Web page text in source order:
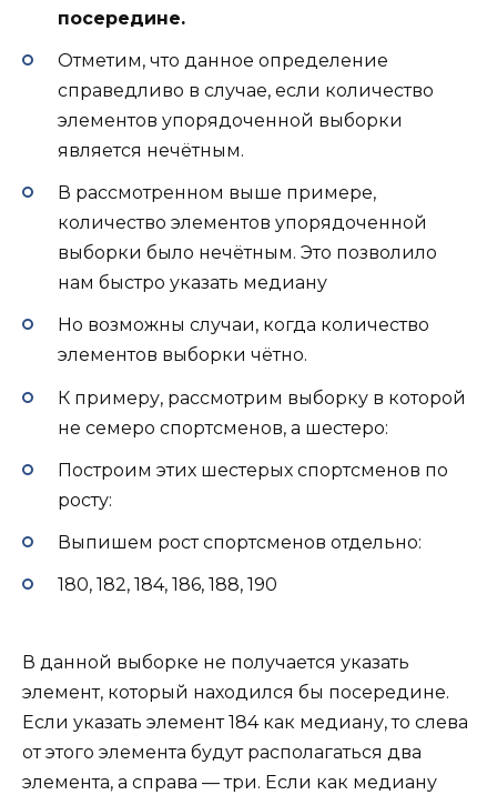
посередине.
Отметим, что данное определение
справедливо в случае, если количество
элементов упорядоченной выборки
является нечётным.
В рассмотренном выше примере,
количество элементов упорядоченной
выборки было нечётным. Это позволило
нам быстро указать медиану
Но возможны случаи, когда количество
элементов выборки чётно.
К примеру, рассмотрим выборку в которой
не семеро спортсменов, а шестеро:
Построим этих шестерых спортсменов по
росту:
Выпишем рост спортсменов отдельно:
180, 182, 184, 186, 188, 190
В данной выборке не получается указать
элемент, который находился бы посередине.
Если указать элемент 184 как медиану, то слева
от этого элемента будут располагаться два
элемента, а справа — три. Если как медиану